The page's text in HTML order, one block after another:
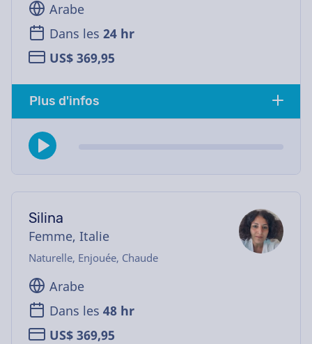
Arabe
Dans les 24 hr
US$ 369,95
Plus d'infos
Silina
Femme, Italie
Naturelle, Enjouée, Chaude
Arabe
Dans les 48 hr
US$ 369,95